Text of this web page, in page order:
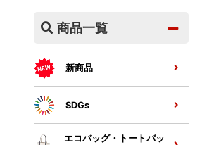
商品一覧
新商品
SDGs
エコバッグ・トートバッ